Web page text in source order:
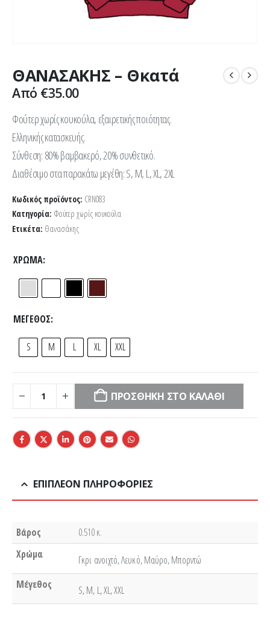
ΘΑΝΑΣΑΚΗΣ – Θκατά
Από €35.00
Φούτερ χωρίς κουκούλα, εξαιρετικής ποιότητας.
Ελληνικής κατασκευής.
Σύνθεση: 80% βαμβακερό, 20% συνθετικό.
Διαθέσιμο στα παρακάτω μεγέθη: S, M, L, XL, 2XL
Κωδικός προϊόντος: CRN083
Κατηγορία: Φούτερ χωρίς κουκούλα
Ετικέτα: Θανασάκης
ΧΡΏΜΑ
ΜΈΓΕΘΟΣ
S M L XL XXL
ΠΡΟΣΘΉΚΗ ΣΤΟ ΚΑΛΆΘΙ
ΕΠΙΠΛΈΟΝ ΠΛΗΡΟΦΟΡΊΕΣ
Βάρος
0.510 κ.
Χρώμα
Γκρι ανοιχτό, Λευκό, Μαύρο, Μπορντώ
Μέγεθος
S, M, L, XL, XXL